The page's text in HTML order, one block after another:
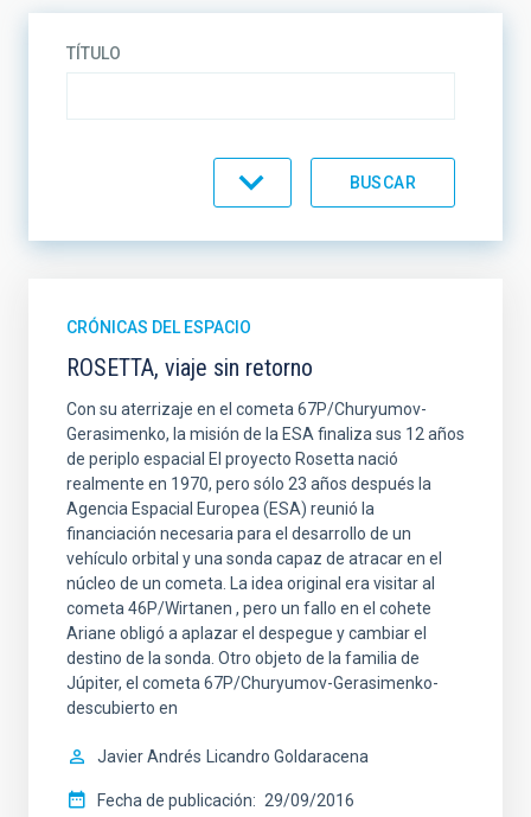
TÍTULO
CRÓNICAS DEL ESPACIO
ROSETTA, viaje sin retorno
Con su aterrizaje en el cometa 67P/Churyumov-
Gerasimenko, la misión de la ESA finaliza sus 12 años
de periplo espacial El proyecto Rosetta nació
realmente en 1970, pero sólo 23 años después la
Agencia Espacial Europea (ESA) reunió la
financiación necesaria para el desarrollo de un
vehículo orbital y una sonda capaz de atracar en el
núcleo de un cometa. La idea original era visitar al
cometa 46P/Wirtanen , pero un fallo en el cohete
Ariane obligó a aplazar el despegue y cambiar el
destino de la sonda. Otro objeto de la familia de
Júpiter, el cometa 67P/Churyumov-Gerasimenko-
descubierto en
Javier Andrés Licandro Goldaracena
Fecha de publicación 29/09/2016